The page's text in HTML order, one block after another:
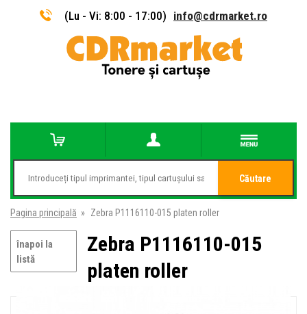
(Lu - Vi: 8:00 - 17:00) info@cdrmarket.ro
Căutare
Pagina principală » Zebra P1116110-015 platen roller
înapoi la
listă
Zebra P1116110-015
platen roller